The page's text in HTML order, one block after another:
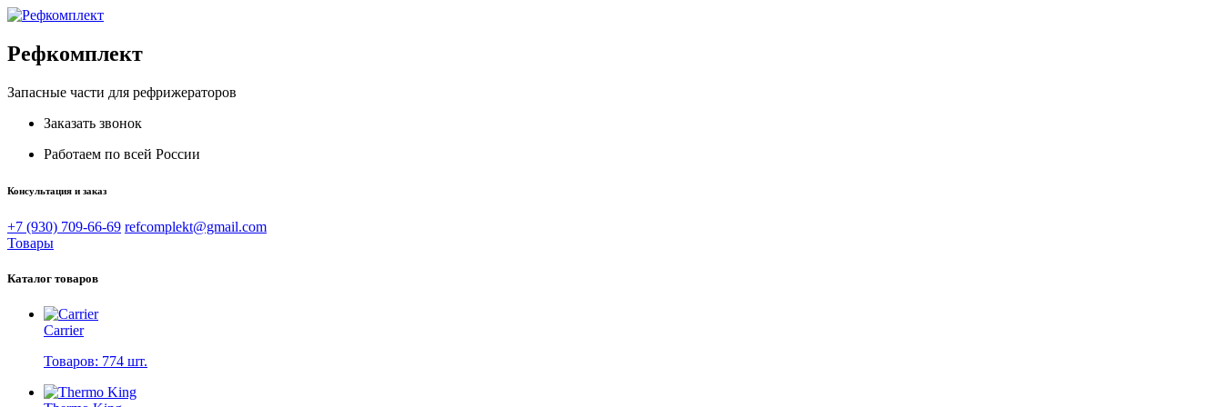
Рефкомплект
Запасные части для рефрижераторов
Заказать звонок
Работаем по всей России
Консультация и заказ
+7 (930) 709-66-69 refcomplekt@gmail.com
Товары
Каталог товаров
Carrier
Товаров: 774 шт.